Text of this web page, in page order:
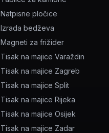
Natpisne pločice
Izrada bedževa
Magneti za frižider
Tisak na majice Varaždin
Tisak na majice Zagreb
Tisak na majice Split
Tisak na majice Rijeka
Tisak na majice Osijek
Tisak na majice Zadar